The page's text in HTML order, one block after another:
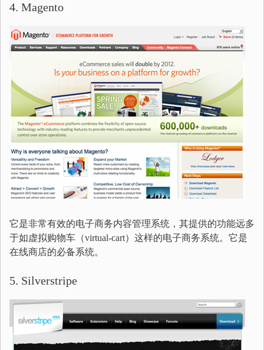
4. Magento
它是非常有效的电子商务内容管理系统，其提供的功能远多
于如虚拟购物车（virtual-cart）这样的电子商务系统。它是
在线商店的必备系统。
5. Silverstripe